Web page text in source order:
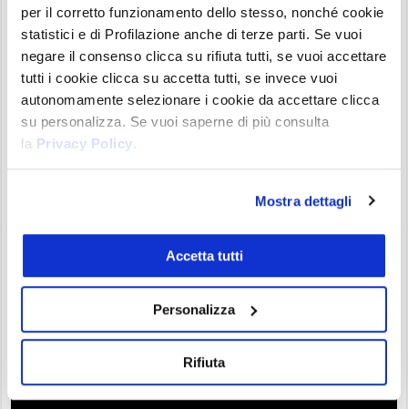
per il corretto funzionamento dello stesso, nonché cookie
statistici e di Profilazione anche di terze parti. Se vuoi
negare il consenso clicca su rifiuta tutti, se vuoi accettare
tutti i cookie clicca su accetta tutti, se invece vuoi
autonomamente selezionare i cookie da accettare clicca
su personalizza. Se vuoi saperne di più consulta
la Privacy Policy.
Mostra dettagli
Accetta tutti
Personalizza
Rifiuta
Fidelity Digital Assets - che è uno degli intermediari per
gli investimenti più importanti al mondo - si prepara ad
allargare la sua divisione dedicata al mondo delle
criptovalute del 70%. Questo secondo quanto è stato
arriva inaspettata, perché è da tempo che tra ...
Grayscale lancia un ETF su Bitcoin e…
fondo per istituzionali!
12/07/21 18:14 News